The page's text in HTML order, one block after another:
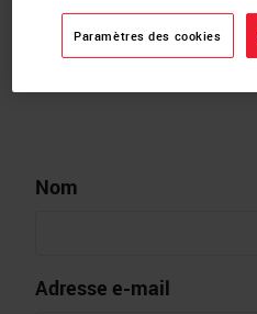
requête.
Nom
Adresse e-mail
Paramètres des cookies